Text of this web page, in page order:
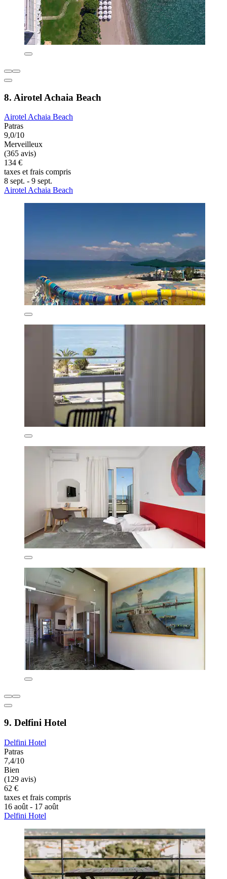
8. Airotel Achaia Beach
Airotel Achaia Beach
Patras
9,0/10
Merveilleux
(365 avis)
134 €
taxes et frais compris
8 sept. - 9 sept.
Airotel Achaia Beach
9. Delfini Hotel
Delfini Hotel
Patras
7,4/10
Bien
(129 avis)
62 €
taxes et frais compris
16 août - 17 août
Delfini Hotel